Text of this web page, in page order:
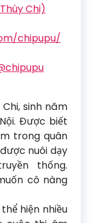
Chi)
chipupu/
sinh năm
Được biết
trong quân
nuôi dạy
thống.
cô nàng
hiện nhiều